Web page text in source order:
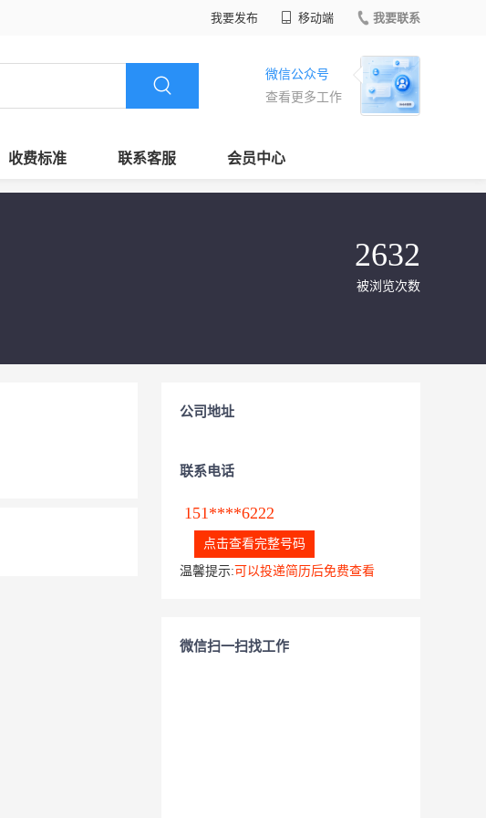
我要发布 移动端 我要联系
微信公众号
查看更多工作
收费标准 联系客服 会员中心
2632
被浏览次数
公司地址
联系电话
151****6222
点击查看完整号码
温馨提示: 可以投递简历后免费查看
微信扫一扫找工作